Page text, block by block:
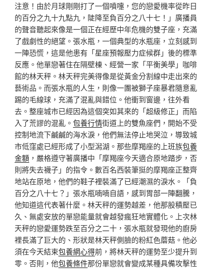
注意！由於月球剛剛打了一個噴嚏，您的戀愛機率從昨日
的百分之九十九點九，陡降至負百分之八十七！」廣播員
的聲音聽起來像是一個正在經歷中年危機的雙子座，充滿
了戲劇性的絕望。張水瓶，一個典型的水瓶座，立刻感到
一陣恐慌，這是他患有「星座預報壓力症候群」後的標準
反應。他單戀著住在隔壁棟、經營一家「平衡美學」咖啡
館的林天秤。林天秤完美得像是從黃金分割線中走出來的
藝術品。而張水瓶的人生，則像一團被獅子座暴君隨意亂
踢的毛線球，充滿了混亂與錯位。他衝到窗邊，往外看
去。整座城市已經因為這個突如其來的「超級修正」而陷
入了荒謬的混亂。 包養行情街道上的雙魚座們，開始不受
控制地流下鹹鹹的海水淚，他們無法停止地哭泣，導致城
市低窪處已經形成了小型潟湖。那些摩羯座的上班族包養
金額 ，嚴格遵守著廣播中「摩羯座今天適合原地踏步，否
則將失去襪子」的指令。數百名西裝筆挺的摩羯座正整齊
地站在原地，他們的鞋子裡裝滿了已經潮濕的淚水。「負
百分之八十七？」張水瓶喃喃自語，感到胃部一陣翻騰，
他知道這代表著什麼。林天秤的運勢越差，他那股積壓已
久、無處安放的單戀能量就會越發瘋狂地實體化。上次林
天秤的戀愛運勢跌至百分之二十，張水瓶就發現他的廚房
裡長滿了巨大的、形狀是林天秤側臉的粉紅色蘑菇。他必
須在今天結束包養網心得前，將林天秤的運勢至少提升到
零。否則，他包養條件那份單戀就會變成某種具備攻擊性